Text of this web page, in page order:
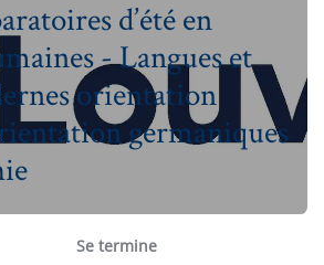
d’été en
- Langues et
orientation
germaniques
Se termine